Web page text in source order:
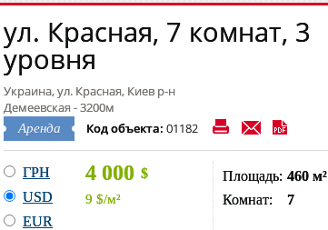
ул. Красная, 7 комнат, 3
уровня
Украина, ул. Красная, Киев р-н
Демеевская - 3200м
Аренда Код объекта: 01182
ГРН
USD
EUR
4 000 $
9 $/м²
Площадь: 460 м²
Комнат:
7